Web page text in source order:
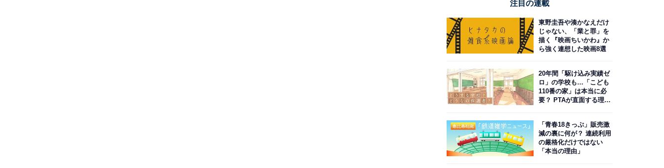
注目の連載
東野圭吾や湊かなえだけ
じゃない、「業と罪」を
描く『映画ちいかわ』か
ら強く連想した映画8選
20年間「駆け込み実績ゼ
ロ」の学校も…「こども
110番の家」は本当に必
要？ PTAが直面する理想
「青春18きっぷ」販売激
減の裏に何が？ 連続利用
の厳格化だけではない
「本当の理由」